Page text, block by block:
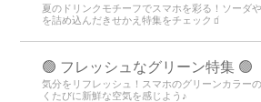
夏のドリンクモチーフでスマホを彩る！ソーダ
を詰め込んだきせかえ特集をチェック🧃
🟢 フレッシュなグリーン特集 🟢
気分をリフレッシュ！スマホのグリーンカラー
くたびに新鮮な空気を感じよう♪